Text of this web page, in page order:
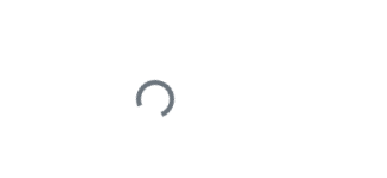
Loading...